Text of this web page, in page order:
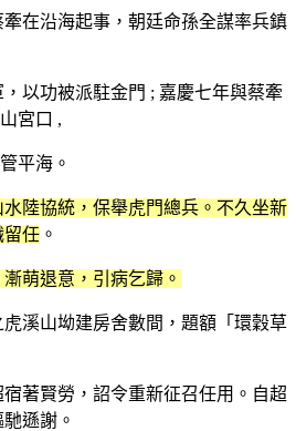
在沿海起事，朝廷命孫全謀率兵鎮
以功被派駐金門 ; 嘉慶七年與蔡牽
宮口 ,
平海。
陸協統，保舉虎門總兵。不久坐新
留任 。
萌退意，引病乞歸。
溪山坳建房舍數間，題額「環穀草
著賢勞，詔令重新征召任用。自超
遜謝。